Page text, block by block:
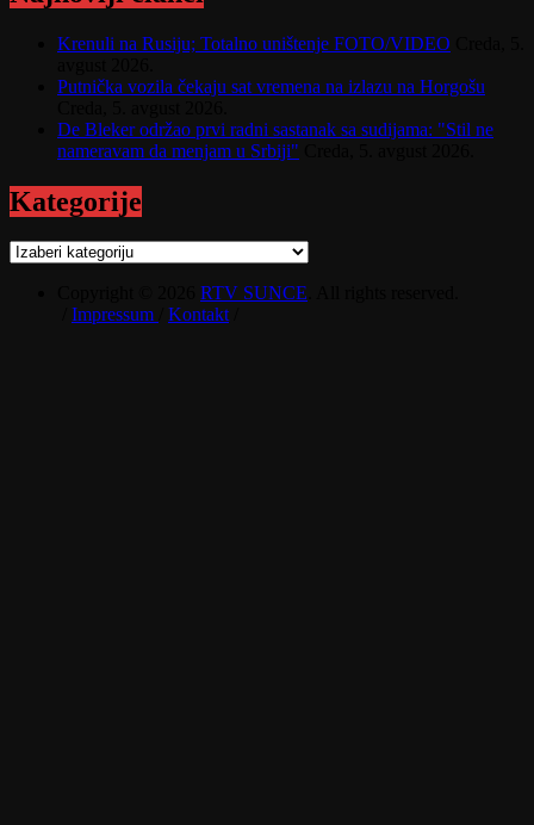
Krenuli na Rusiju; Totalno uništenje FOTO/VIDEO
Putnička vozila čekaju sat vremena na izlazu na Horgošu
De Bleker održao prvi radni sastanak sa sudijama: "Stil ne
nameravam da menjam u Srbiji"
Kategorije
Kategorije
RTV SUNCE
Impressum Kontakt/